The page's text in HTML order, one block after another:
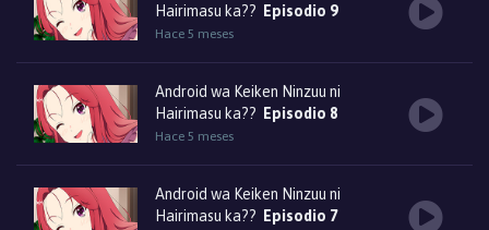
Hairimasu ka??
Episodio 9
Hace 5 meses
Android wa Keiken Ninzuu ni
Hairimasu ka??
Episodio 8
Hace 5 meses
Android wa Keiken Ninzuu ni
Hairimasu ka??
Episodio 7